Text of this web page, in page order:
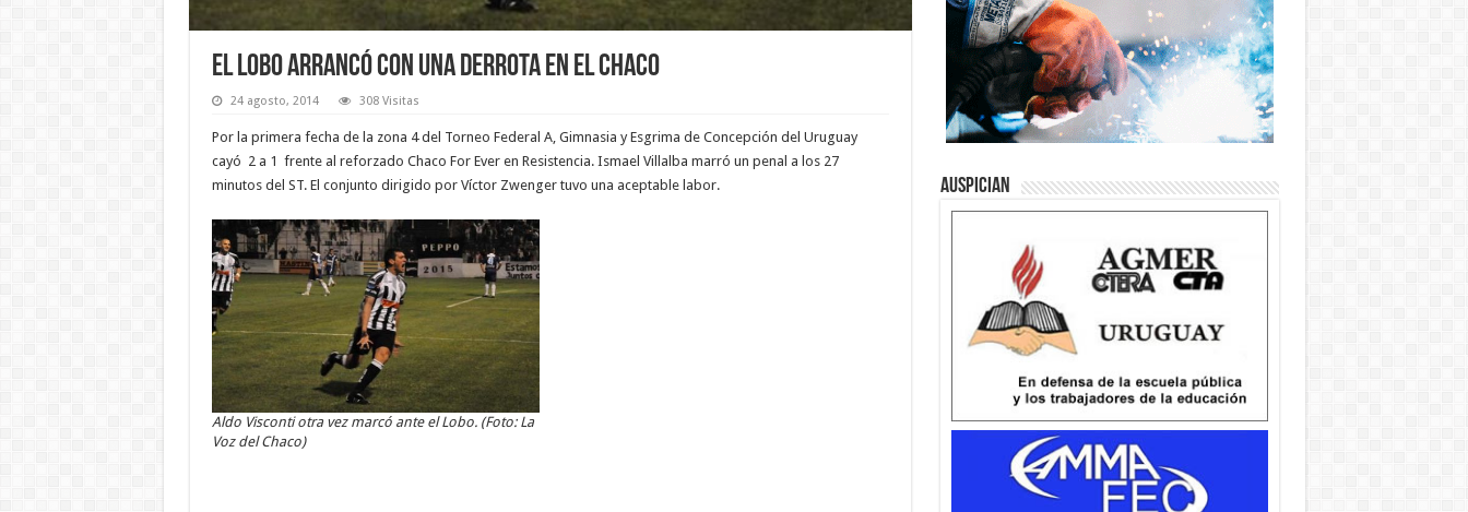
El Lobo arrancó con una derrota en el Chaco
24 agosto, 2014 308 Visitas
Por la primera fecha de la zona 4 del Torneo Federal A, Gimnasia y Esgrima de Concepción del Uruguay
cayó 2 a 1 frente al reforzado Chaco For Ever en Resistencia. Ismael Villalba marró un penal a los 27
minutos del ST. El conjunto dirigido por Víctor Zwenger tuvo una aceptable labor.
Aldo Visconti otra vez marcó ante el Lobo. (Foto: La
Voz del Chaco)
Auspician